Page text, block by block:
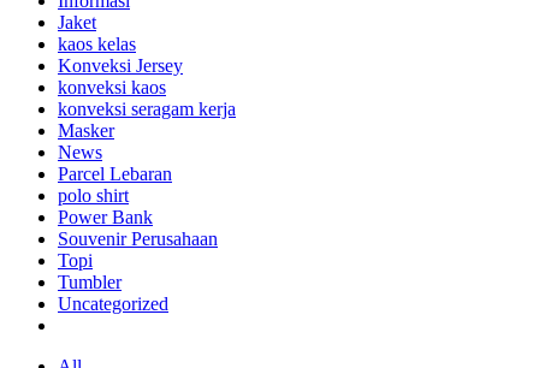
Jaket
kaos kelas
Konveksi Jersey
konveksi kaos
konveksi seragam kerja
Masker
News
Parcel Lebaran
polo shirt
Power Bank
Souvenir Perusahaan
Topi
Tumbler
Uncategorized